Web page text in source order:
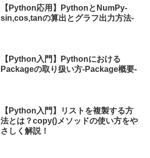
【Python応用】PythonとNumPy-
sin,cos,tanの算出とグラフ出力方法-
【Python入門】Pythonにおける
Packageの取り扱い方-Package概要-
【Python入門】リストを複製する方
法とは？copy()メソッドの使い方をや
さしく解説！